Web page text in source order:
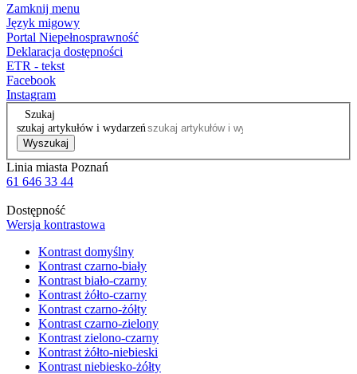
Zamknij menu
Język migowy
Portal Niepełnosprawność
Deklaracja dostępności
ETR - tekst
Facebook
Instagram
Szukaj
szukaj artykułów i wydarzeń
Wyszukaj
Linia miasta Poznań
61 646 33 44
Dostępność
Wersja kontrastowa
Kontrast domyślny
Kontrast czarno-biały
Kontrast biało-czarny
Kontrast żółto-czarny
Kontrast czarno-żółty
Kontrast czarno-zielony
Kontrast zielono-czarny
Kontrast żółto-niebieski
Kontrast niebiesko-żółty